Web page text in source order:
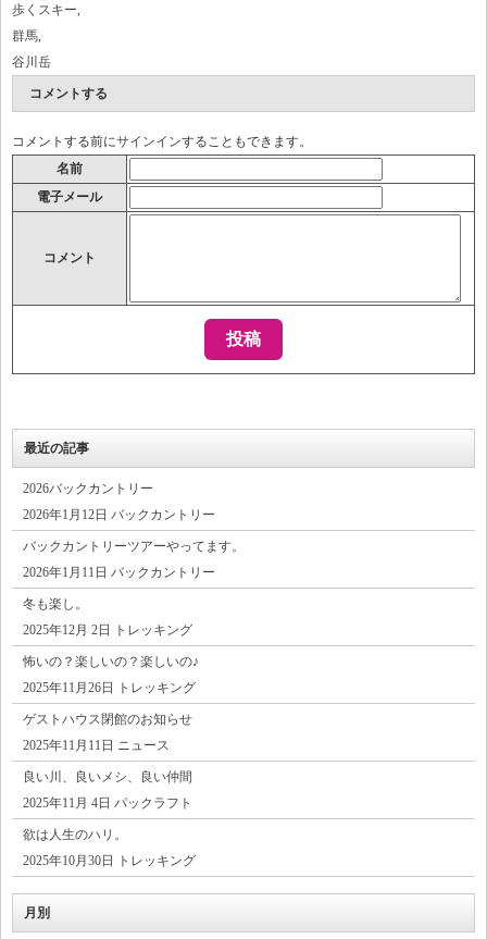
歩くスキー
群馬
谷川岳
コメントする
コメントする前にサインインすることもできます。
名前
電子メール
コメント
最近の記事
2026バックカントリー
2026年1月12日 バックカントリー
バックカントリーツアーやってます。
2026年1月11日 バックカントリー
冬も楽し。
2025年12月 2日 トレッキング
怖いの？楽しいの？楽しいの♪
2025年11月26日 トレッキング
ゲストハウス閉館のお知らせ
2025年11月11日 ニュース
良い川、良いメシ、良い仲間
2025年11月 4日 パックラフト
欲は人生のハリ。
2025年10月30日 トレッキング
月別